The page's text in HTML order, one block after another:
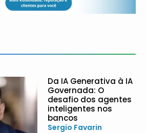
Da IA Generativa à IA
Governada: O
desafio dos agentes
inteligentes nos
bancos
Sergio Favarin